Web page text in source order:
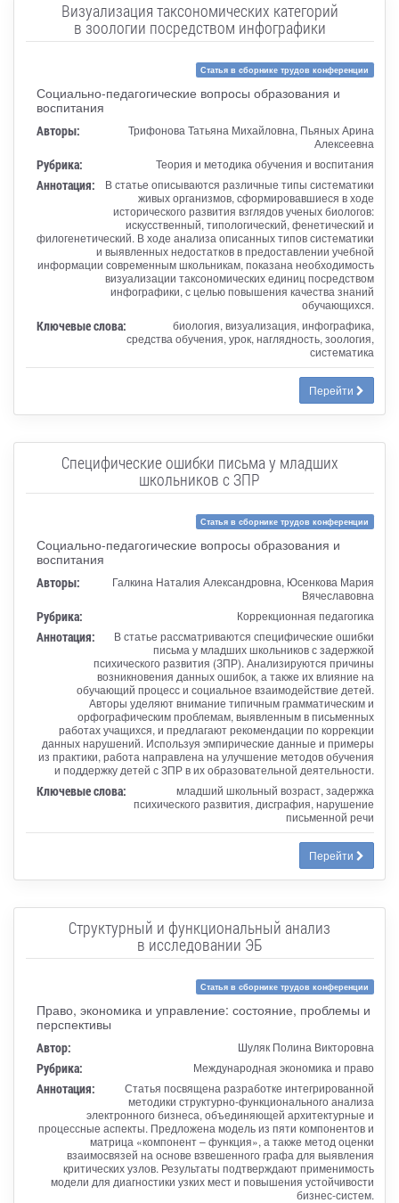
Визуализация таксономических категорий
в зоологии посредством инфографики
Статья в сборнике трудов конференции
Социально-педагогические вопросы образования и
воспитания
Авторы:
Трифонова Татьяна Михайловна, Пьяных Арина
Алексеевна
Рубрика: Теория и методика обучения и воспитания
Аннотация:
В статье описываются различные типы систематики
живых организмов, сформировавшиеся в ходе
исторического развития взглядов ученых биологов:
искусственный, типологический, фенетический и
филогенетический. В ходе анализа описанных типов систематики
и выявленных недостатков в предоставлении учебной
информации современным школьникам, показана необходимость
визуализации таксономических единиц посредством
инфографики, с целью повышения качества знаний
обучающихся.
Ключевые слова:
биология, визуализация, инфографика,
средства обучения, урок, наглядность, зоология,
систематика
Перейти
Специфические ошибки письма у младших
школьников с ЗПР
Статья в сборнике трудов конференции
Социально-педагогические вопросы образования и
воспитания
Авторы:
Галкина Наталия Александровна, Юсенкова Мария
Вячеславовна
Рубрика: Коррекционная педагогика
Аннотация:
В статье рассматриваются специфические ошибки
письма у младших школьников с задержкой
психического развития (ЗПР). Анализируются причины
возникновения данных ошибок, а также их влияние на
обучающий процесс и социальное взаимодействие детей.
Авторы уделяют внимание типичным грамматическим и
орфографическим проблемам, выявленным в письменных
работах учащихся, и предлагают рекомендации по коррекции
данных нарушений. Используя эмпирические данные и примеры
из практики, работа направлена на улучшение методов обучения
и поддержку детей с ЗПР в их образовательной деятельности.
Ключевые слова:
младший школьный возраст, задержка
психического развития, дисграфия, нарушение
письменной речи
Перейти
Структурный и функциональный анализ
в исследовании ЭБ
Статья в сборнике трудов конференции
Право, экономика и управление: состояние, проблемы и
перспективы
Автор: Шуляк Полина Викторовна
Рубрика: Международная экономика и право
Аннотация:
Статья посвящена разработке интегрированной
методики структурно-функционального анализа
электронного бизнеса, объединяющей архитектурные и
процессные аспекты. Предложена модель из пяти компонентов и
матрица «компонент – функция», а также метод оценки
взаимосвязей на основе взвешенного графа для выявления
критических узлов. Результаты подтверждают применимость
модели для диагностики узких мест и повышения устойчивости
бизнес-систем.